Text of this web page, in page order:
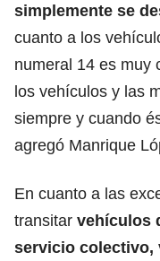
simplemente se
cuanto a los
numeral 14 es muy
los vehículos y las
siempre y cuando
agregó Manrique
En cuanto a las
transitar vehículos
servicio colectivo,